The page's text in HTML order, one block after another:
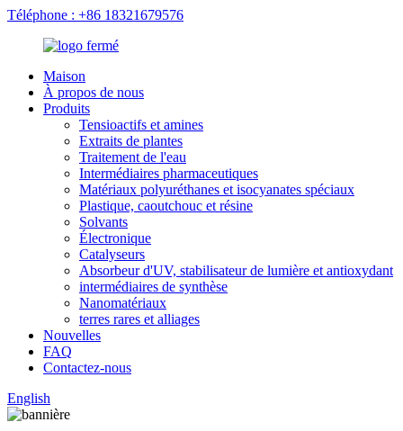
Téléphone : +86 18321679576
Maison
À propos de nous
Produits
Tensioactifs et amines
Extraits de plantes
Traitement de l'eau
Intermédiaires pharmaceutiques
Matériaux polyuréthanes et isocyanates spéciaux
Plastique, caoutchouc et résine
Solvants
Électronique
Catalyseurs
Absorbeur d'UV, stabilisateur de lumière et antioxydant
intermédiaires de synthèse
Nanomatériaux
terres rares et alliages
Nouvelles
FAQ
Contactez-nous
English